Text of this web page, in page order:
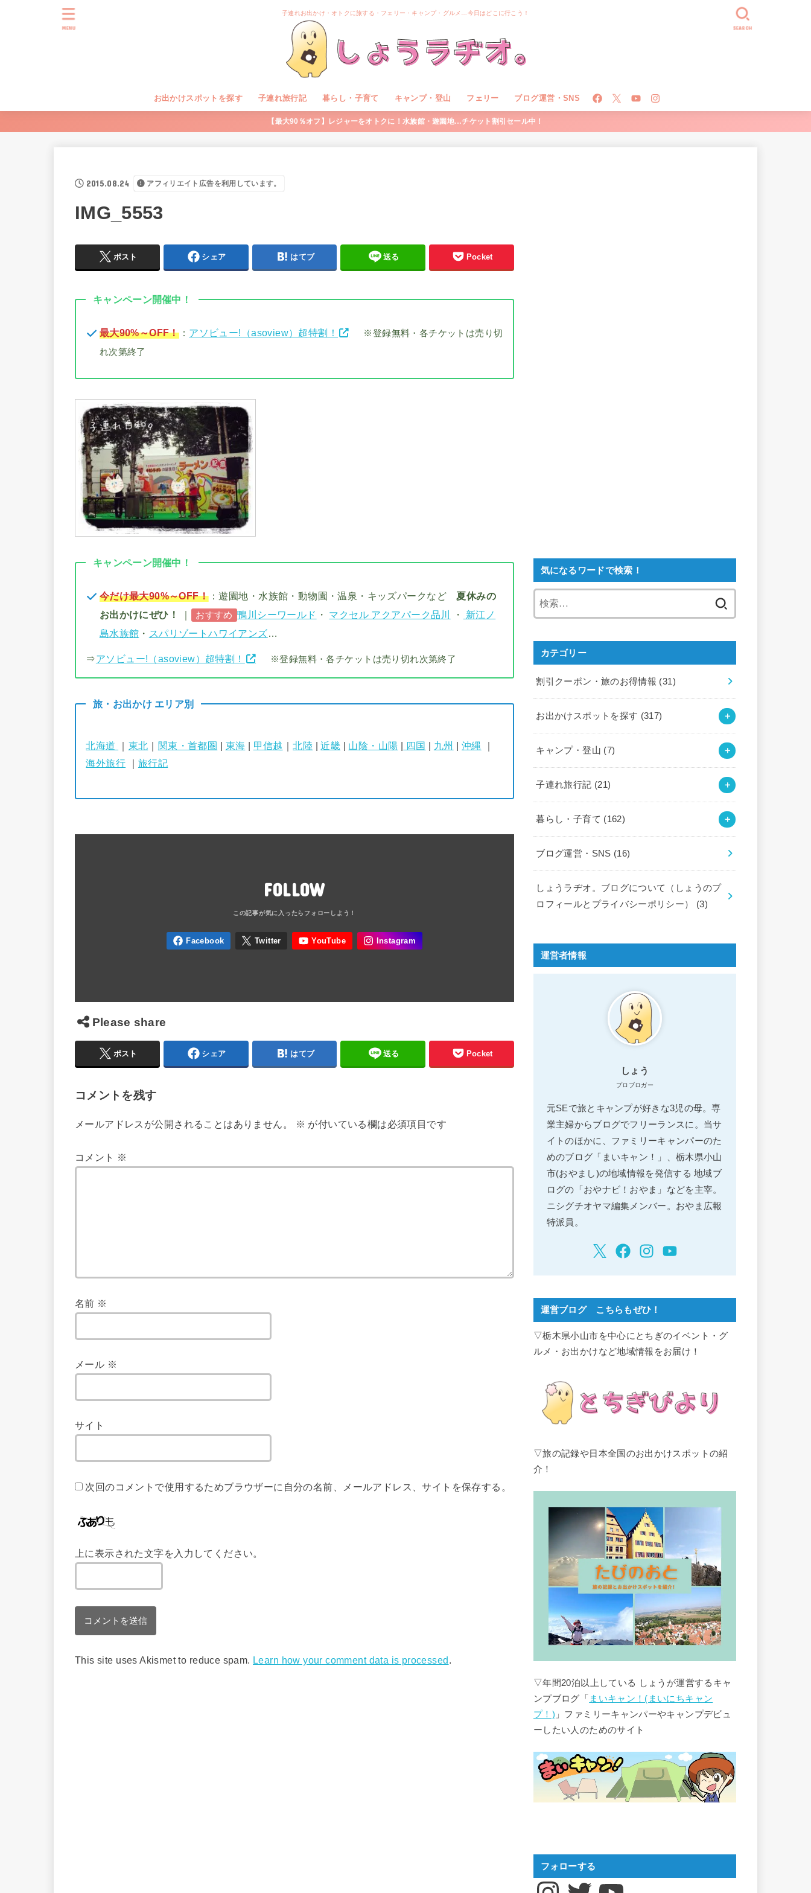
子連れお出かけ・オトクに旅する・フェリー・キャンプ・グルメ…今日はどこに行こう！
お出かけスポットを探す 子連れ旅行記 暮らし・子育て キャンプ・登山 フェリー ブログ運営・SNS
SEARCH
MENU
【最大90％オフ】レジャーをオトクに！水族館・遊園地…チケット割引セール中！
2015.08.24 アフィリエイト広告を利用しています。
IMG_5553
ポスト シェア はてブ 送る Pocket
キャンペーン開催中！
最大90%～OFF！： アソビュー!（asoview）超特割！
※登録無料・各チケットは売り切
れ次第終了
キャンペーン開催中！
今だけ最大90%～OFF！ ：遊園地・水族館・動物園・温泉・キッズパークなど夏休みの
お出かけにぜひ！
｜ おすすめ 鴨川シーワールド ・ マクセル アクアパーク品川 ・
新江ノ
島水族館 ・ スパリゾートハワイアンズ…
⇒アソビュー!（asoview）超特割！ ※登録無料・各チケットは売り切れ次第終了
旅・お出かけ エリア別
北海道 ｜ 東北 ｜ 関東・首都圏 | 東海 | 甲信越 ｜北陸 |近畿 | 山陰・山陽 | 四国 | 九州 | 沖縄 ｜
海外旅行 ｜ 旅行記
FOLLOW
Please share
ポスト シェア はてブ 送る Pocket
コメントを残す
メールアドレスが公開されることはありません。 ※ が付いている欄は必須項目です
コメント ※
名前 ※
メール ※
サイト
次回のコメントで使用するためブラウザーに自分の名前、メールアドレス、サイトを保存する。
上に表示された文字を入力してください。
This site uses Akismet to reduce spam. Learn how your comment data is processed.
気になるワードで検索！
カテゴリー
割引クーポン・旅のお得情報 (31)
お出かけスポットを探す (317)
キャンプ・登山 (7)
子連れ旅行記 (21)
暮らし・子育て (162)
ブログ運営・SNS (16)
しょうラヂオ。ブログについて（しょうのプ
ロフィールとプライバシーポリシー） (3)
運営者情報
しょう
プロブロガー
元SEで旅とキャンプが好きな3児の母。専
業主婦からブログでフリーランスに。当サ
イトのほかに、ファミリーキャンパーのた
めのブログ「まいキャン！」、栃木県小山
市(おやまし)の地域情報を発信する 地域ブ
ログの「おやナビ！おやま」などを主宰。
ニシグチオヤマ編集メンバー。おやま広報
特派員。
運営ブログ こちらもぜひ！
▽栃木県小山市を中心にとちぎのイベント・グ
ルメ・お出かけなど地域情報をお届け！
▽旅の記録や日本全国のお出かけスポットの紹
介！
▽年間20泊以上している しょうが運営するキャ
ンプブログ「 まいキャン！(まいにちキャン
プ！) 」ファミリーキャンパーやキャンプデビュ
ーしたい人のためのサイト
フォローする
InstagramTwitter YouTube